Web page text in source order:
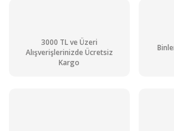
3000 TL ve Üzeri
Alışverişlerinizde Ücretsiz
Kargo